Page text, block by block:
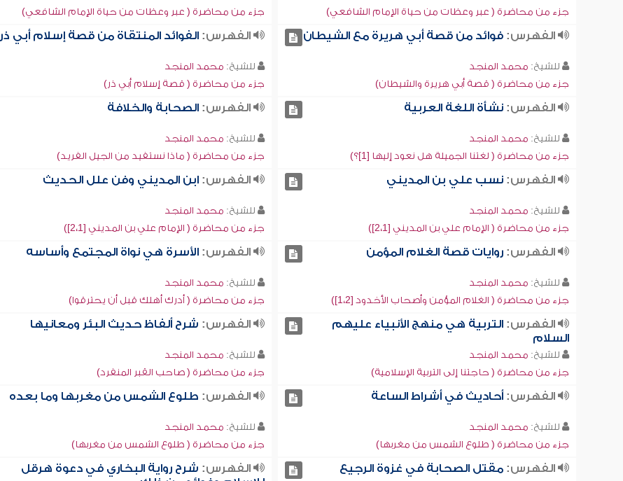
جزء من محاضرة ( عبر وعظات من حياة الإمام الشافعي)
جزء من محاضرة ( عبر وعظات من حياة الإمام الشافعي)
الفهرس:فوائد من قصة أبي هريرة مع الشيطان
للشيخ: محمد المنجد
جزء من محاضرة ( قصة أبي هريرة والشيطان)
الفهرس: الفوائد المنتقاة من قصة إسلام أبي ذر
للشيخ: محمد المنجد
جزء من محاضرة ( قصة إسلام أبي ذر)
الفهرس:نشأة اللغة العربية
للشيخ: محمد المنجد
جزء من محاضرة ( لغتنا الجميلة هل نعود إليها [1]؟)
الفهرس: الصحابة والخلافة
للشيخ: محمد المنجد
جزء من محاضرة ( ماذا نستفيد من الجيل الفريد)
الفهرس:نسب علي بن المديني
للشيخ: محمد المنجد
جزء من محاضرة ( الإمام علي بن المديني [2،1])
الفهرس: ابن المديني وفن علل الحديث
للشيخ: محمد المنجد
جزء من محاضرة ( الإمام علي بن المديني [2،1])
الفهرس:روايات قصة الغلام المؤمن
للشيخ: محمد المنجد
جزء من محاضرة ( الغلام المؤمن وأصحاب الأخدود [1،2])
الفهرس: الأسرة هي نواة المجتمع وأساسه
للشيخ: محمد المنجد
جزء من محاضرة ( أدرك أهلك قبل أن يحترقوا)
الفهرس:التربية هي منهج الأنبياء عليهم
السلام
للشيخ: محمد المنجد
جزء من محاضرة ( حاجتنا إلى التربية الإسلامية)
الفهرس: شرح ألفاظ حديث البئر ومعانيها
للشيخ: محمد المنجد
جزء من محاضرة ( صاحب القبر المنفرد)
الفهرس:أحاديث في أشراط الساعة
للشيخ: محمد المنجد
جزء من محاضرة ( طلوع الشمس من مغربها)
الفهرس: طلوع الشمس من مغربها وما بعده
للشيخ: محمد المنجد
جزء من محاضرة ( طلوع الشمس من مغربها)
الفهرس:مقتل الصحابة في غزوة الرجيع الفهرس: شرح رواية البخاري في دعوة هرقل